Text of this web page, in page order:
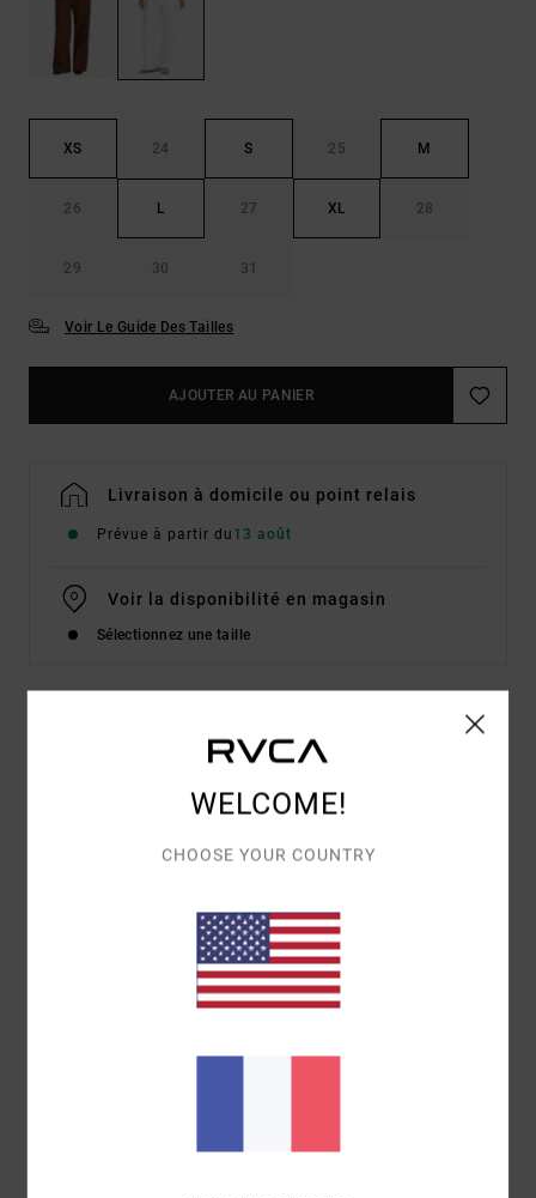
XS 24 S 25 M
26 L 27 XL 28
29 30 31
Voir Le Guide Des Tailles
AJOUTER AU PANIER
Livraison à domicile ou point relais
Prévue à partir du 13 août
Voir la disponibilité en magasin
Sélectionnez une taille
Details & caractéristiques
Pantalon ample Blanc Femme
coupe Relaxed
Braguette boutonnée
[Matière principale] 100% coton
WELCOME!
CHOOSE YOUR COUNTRY